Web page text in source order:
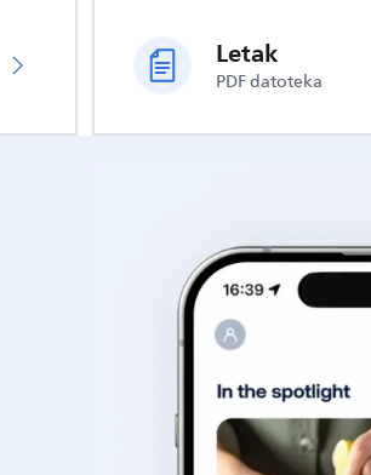
Letak
PDF datoteka